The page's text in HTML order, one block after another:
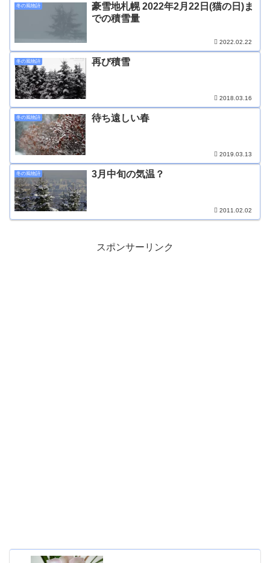
冬の風物詩
豪雪地札幌 2022年2月22日(猫の日)ま
での積雪量
2022.02.22
冬の風物詩 再び積雪
2018.03.16
冬の風物詩 待ち遠しい春
2019.03.13
冬の風物詩 3月中旬の気温？
2011.02.02
スポンサーリンク